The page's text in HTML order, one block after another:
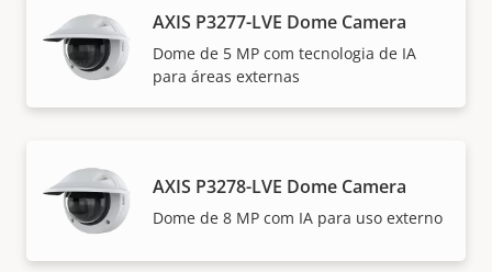
AXIS P3277-LVE Dome Camera
Dome de 5 MP com tecnologia de IA
para áreas externas
AXIS P3278-LVE Dome Camera
Dome de 8 MP com IA para uso externo